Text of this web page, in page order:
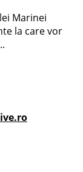
Marinei
la care vor